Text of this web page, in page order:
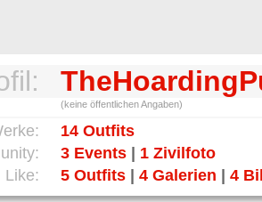
(keine öffentlichen Angaben)
14 Outfits
3 Events
1 Zivilfoto
Like:
5 Outfits 4 Galerien 4